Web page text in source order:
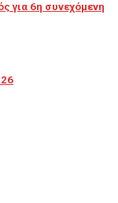
για 6η συνεχόμενη